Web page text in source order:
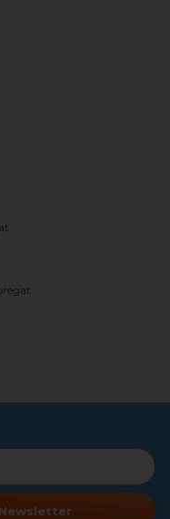
Newsletter